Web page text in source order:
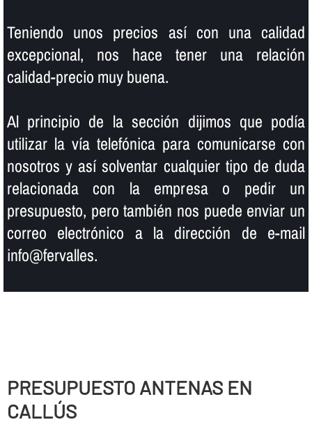
Teniendo unos precios así­ con una calidad
excepcional, nos hace tener una relación
calidad-precio muy buena.
Al principio de la sección dijimos que podí­a
utilizar la ví­a telefónica para comunicarse con
nosotros y así­ solventar cualquier tipo de duda
relacionada con la empresa o pedir un
presupuesto, pero también nos puede enviar un
correo electrónico a la dirección de e-mail
info@fervalles.
PRESUPUESTO ANTENAS EN
CALLÚS